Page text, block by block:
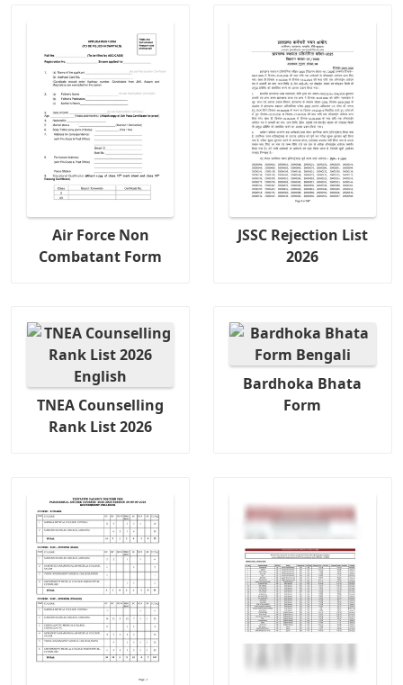
Air Force Non
Combatant Form
JSSC Rejection List
2026
TNEA Counselling
Rank List 2026
Bardhoka Bhata
Form